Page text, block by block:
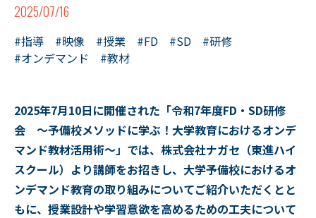
2025/07/16
#指導 #映像 #授業 #FD #SD
#研修
#オンデマンド
#教材
2025年7月10日に開催された「令和7年度FD・SD研修
会 ～予備校メソッドに学ぶ！大学教育におけるオンデ
マンド教材活用術～」では、株式会社ナガセ（東進ハイ
スクール）より講師をお招きし、大学予備校におけるオ
ンデマンド教育の取り組みについてご紹介いただくとと
もに、授業設計や学習意欲を高めるための工夫について